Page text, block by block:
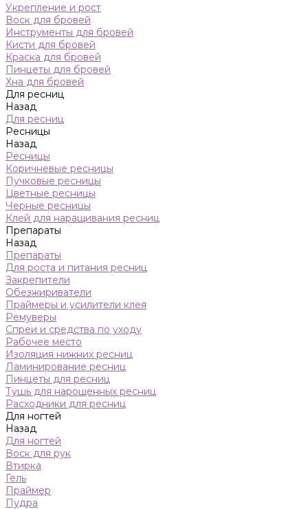
Укрепление и рост
Воск для бровей
Инструменты для бровей
Кисти для бровей
Краска для бровей
Пинцеты для бровей
Хна для бровей
Для ресниц
Назад
Для ресниц
Ресницы
Назад
Ресницы
Коричневые ресницы
Пучковые ресницы
Цветные ресницы
Черные ресницы
Клей для наращивания ресниц
Препараты
Назад
Препараты
Для роста и питания ресниц
Закрепители
Обезжириватели
Праймеры и усилители клея
Ремуверы
Спреи и средства по уходу
Рабочее место
Изоляция нижних ресниц
Ламинирование ресниц
Пинцеты для ресниц
Тушь для нарощенных ресниц
Расходники для ресниц
Для ногтей
Назад
Для ногтей
Воск для рук
Втирка
Гель
Праймер
Пудра